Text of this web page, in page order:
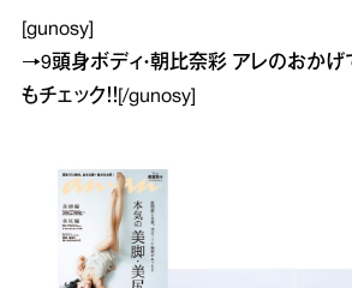
[gunosy]
→9頭身ボディ・朝比奈彩 アレのおか
もチェック！！[/gunosy]